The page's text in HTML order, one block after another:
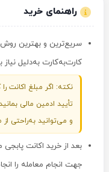
راهنمای خرید
سریع‌ترین و بهترین روش
کارت‌به‌کارت به‌دلیل
نکته: اگر مبلغ اکانت را
تأیید ادمین مالی
و می‌توانید به‌راحتی
بعد از خرید اکانت
جهت انجام معامله را